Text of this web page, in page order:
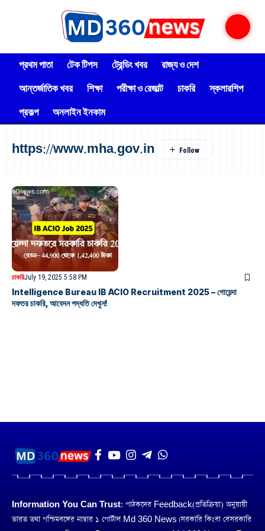
প্রথম পাতা টেক টিপস ট্রেন্ডিং খবর
রাজ্য ও দেশ
আন্তর্জাতিক খবর
শিক্ষা পরীক্ষা ও রেজাল্ট চাকরি
স্কলারশিপ
প্রকল্প
অনলাইন ইনকাম
https://www.mha.gov.in
চাকরিJuly 19, 2025 5:58 PM
Intelligence Bureau IB ACIO Recruitment 2025 – গোয়েন্দা
দফতর চাকরি, আবেদন পদ্ধতি দেখুন!
Information You Can Trust: পাঠকদের Feedback(প্রতিক্রিয়া) অনুয়ায়ী
ভারত তথা পশ্চিমবঙ্গের নাম্বার ১ পোর্টাল Md 360 News। সরকারি কিংবা বেসরকারি